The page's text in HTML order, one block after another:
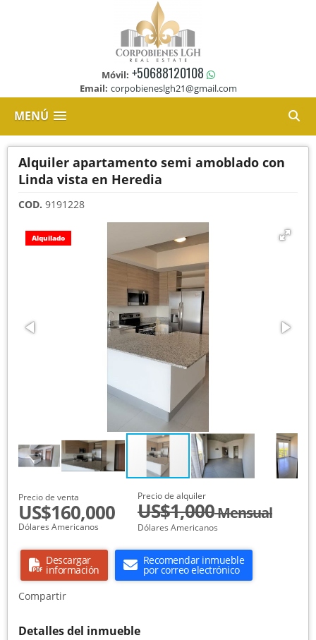
Móvil: +50688120108
Email: corpobieneslgh21@gmail.com
MENÚ
Alquiler apartamento semi amoblado con
Linda vista en Heredia
COD. 9191228
Alquilado
Precio de venta
US$160,000
Dólares Americanos
Precio de alquiler
US$1,000Mensual
Dólares Americanos
Descargar
información
Recomendar inmueble
por correo electrónico
Compartir
Detalles del inmueble